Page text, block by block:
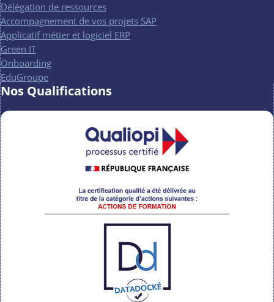
Délégation de ressources
Accompagnement de vos projets SAP
Applicatif métier et logiciel ERP
Green IT
Onboarding
EduGroupe
Nos Qualifications